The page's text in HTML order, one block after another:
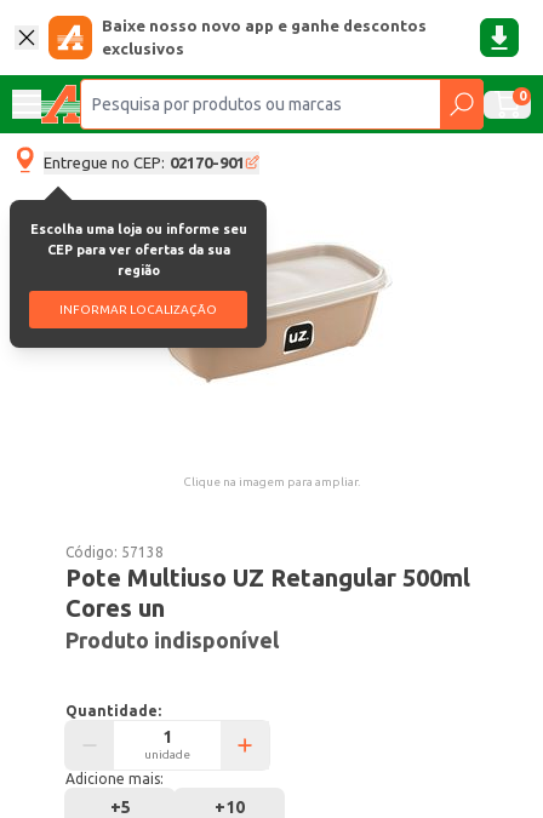
Baixe nosso novo app e ganhe descontos
exclusivos
0
Entregue no CEP: 02170-901
Escolha uma loja ou informe seu
CEP para ver ofertas da sua
região
INFORMAR LOCALIZAÇÃO
Clique na imagem para ampliar.
Código: 57138
Pote Multiuso UZ Retangular 500ml
Cores un
Produto indisponível
Quantidade:
unidade
Adicione mais:
+5 +10